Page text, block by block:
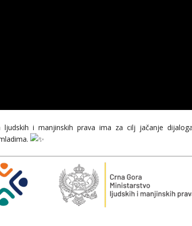
i manjinskih prava ima za cilj jačanje